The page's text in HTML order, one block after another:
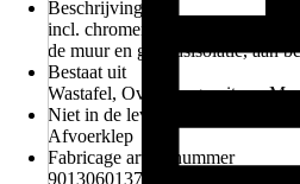
Beschrijving
incl. chromen
de muur en geluidsisolatie, aan
Bestaat uit
Wastafel, Overloopgarnituur,
Niet in de levering inbegrepen
Afvoerklep
Fabricage artikelnummer
901306013711